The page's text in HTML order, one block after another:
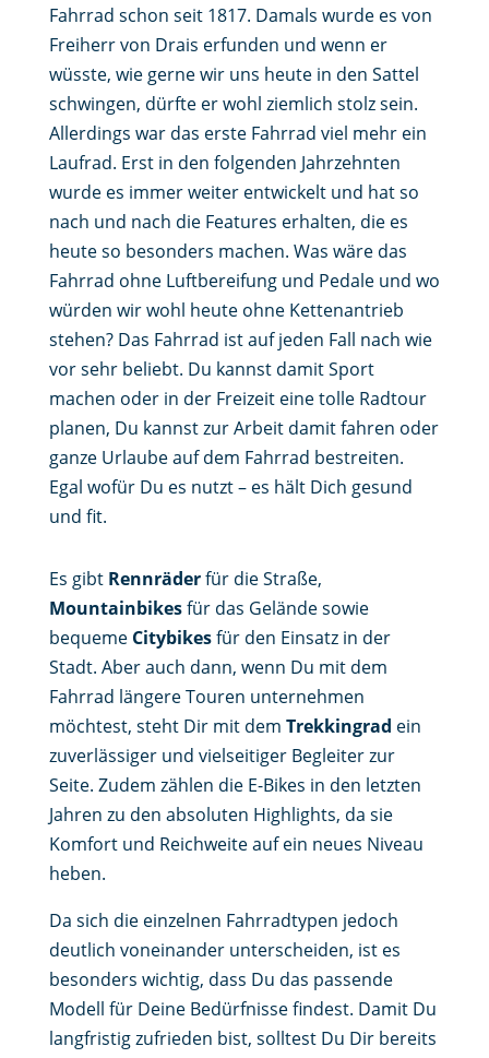
Fahrrad schon seit 1817. Damals wurde es von
Freiherr von Drais erfunden und wenn er
wüsste, wie gerne wir uns heute in den Sattel
schwingen, dürfte er wohl ziemlich stolz sein.
Allerdings war das erste Fahrrad viel mehr ein
Laufrad. Erst in den folgenden Jahrzehnten
wurde es immer weiter entwickelt und hat so
nach und nach die Features erhalten, die es
heute so besonders machen. Was wäre das
Fahrrad ohne Luftbereifung und Pedale und wo
würden wir wohl heute ohne Kettenantrieb
stehen? Das Fahrrad ist auf jeden Fall nach wie
vor sehr beliebt. Du kannst damit Sport
machen oder in der Freizeit eine tolle Radtour
planen, Du kannst zur Arbeit damit fahren oder
ganze Urlaube auf dem Fahrrad bestreiten.
Egal wofür Du es nutzt – es hält Dich gesund
und fit.
Es gibt Rennräderfür die Straße,
Mountainbikesfür das Gelände sowie
bequeme Citybikesfür den Einsatz in der
Stadt. Aber auch dann, wenn Du mit dem
Fahrrad längere Touren unternehmen
möchtest, steht Dir mit dem Trekkingrad ein
zuverlässiger und vielseitiger Begleiter zur
Seite. Zudem zählen die E-Bikes in den letzten
Jahren zu den absoluten Highlights, da sie
Komfort und Reichweite auf ein neues Niveau
heben.
Da sich die einzelnen Fahrradtypen jedoch
deutlich voneinander unterscheiden, ist es
besonders wichtig, dass Du das passende
Modell für Deine Bedürfnisse findest. Damit Du
langfristig zufrieden bist, solltest Du Dir bereits